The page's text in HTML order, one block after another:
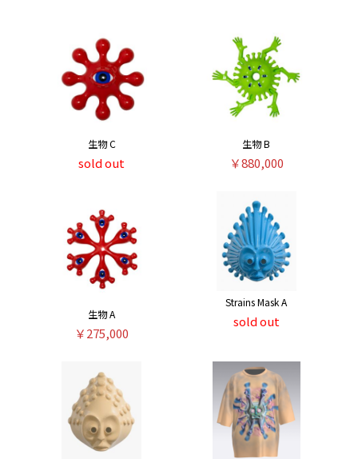
生物 C
sold out
生物 B
￥880,000
生物 A
￥275,000
Strains Mask A
sold out